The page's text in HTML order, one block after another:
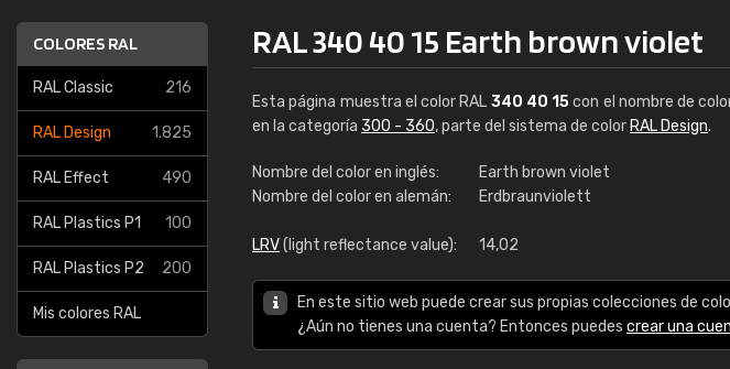
COLORES RAL
RAL Classic 216
RAL Design 1.825
RAL Effect 490
RAL Plastics P1 100
RAL Plastics P2 200
Mis colores RAL
RAL 340 40 15 Earth brown violet
Esta página muestra el color RAL 340 40 15con el nombre de
en la categoría 300 - 360, parte del sistema de color RAL Design.
Nombre del color en inglés:
Earth brown violet
Nombre del color en alemán:
Erdbraunviolett
LRV(light reflectance value): 14,02
En este sitio web puede crear sus propias colecciones de
¿Aún no tienes una cuenta? Entonces puedes crear una